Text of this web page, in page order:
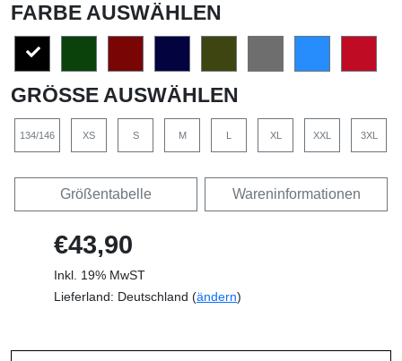
FARBE AUSWÄHLEN
GRÖSSE AUSWÄHLEN
134/146 XS S M XL XXL 3XL
Größentabelle Wareninformationen
€43,90
Inkl. 19% MwST
Lieferland: Deutschland (ändern)